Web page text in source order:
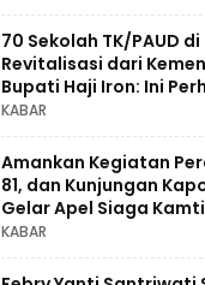
70 Sekolah TK/PAUD
Revitalisasi dari
Bupati Haji Iron: Ini
untuk Pendidikan Anak
KABAR
Amankan Kegiatan
81, dan Kunjungan
Gelar Apel Siaga
KABAR